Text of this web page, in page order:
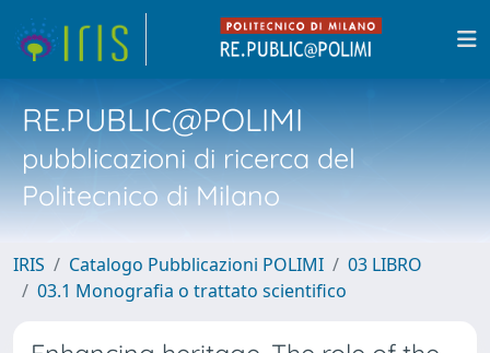
RE.PUBLIC@POLIMI
pubblicazioni di ricerca del
Politecnico di Milano
IRIS Catalogo Pubblicazioni POLIMI
03 LIBRO
03.1 Monografia o trattato scientifico